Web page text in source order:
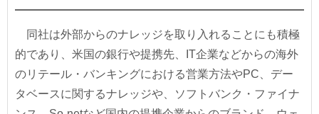
同社は外部からのナレッジを取り入れることにも積極
的であり、米国の銀行や提携先、IT企業などからの海外
のリテール・バンキングにおける営業方法やPC、デー
タベースに関するナレッジや、ソフトバンク・ファイナ